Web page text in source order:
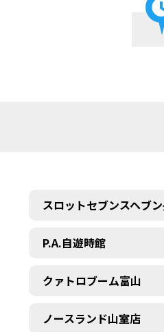
スロットセブンスヘブ
P.A.自遊時館
クァトロブーム富山
ノースランド山室店